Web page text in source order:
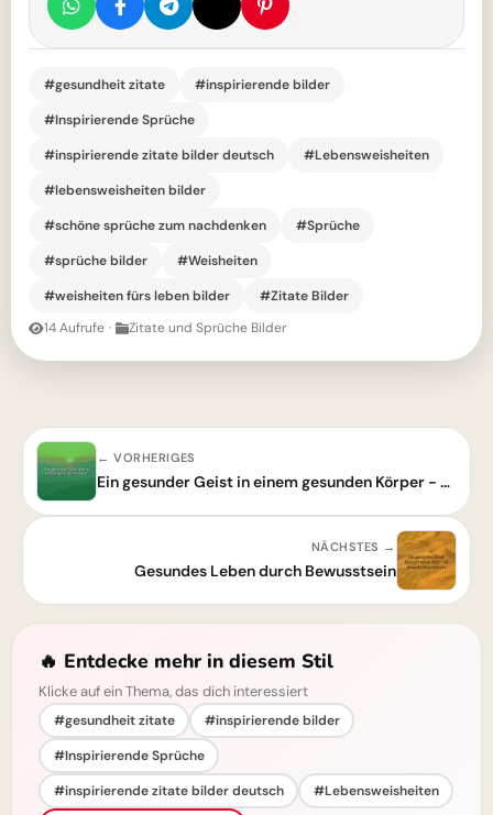
#gesundheit zitate
#inspirierende bilder
#Inspirierende Sprüche
#inspirierende zitate bilder deutsch
#Lebensweisheiten
#lebensweisheiten bilder
#schöne sprüche zum nachdenken
#Sprüche
#sprüche bilder
#Weisheiten
#weisheiten fürs leben bilder
#Zitate Bilder
14 Aufrufe · Zitate und Sprüche Bilder
← VORHERIGES
Ein gesunder Geist in einem gesunden Körper - Die Kunst des Wohlbefindens
NÄCHSTES →
Gesundes Leben durch Bewusstsein
🔥 Entdecke mehr in diesem Stil
Klicke auf ein Thema, das dich interessiert
#gesundheit zitate
#inspirierende bilder
#Inspirierende Sprüche
#inspirierende zitate bilder deutsch
#Lebensweisheiten